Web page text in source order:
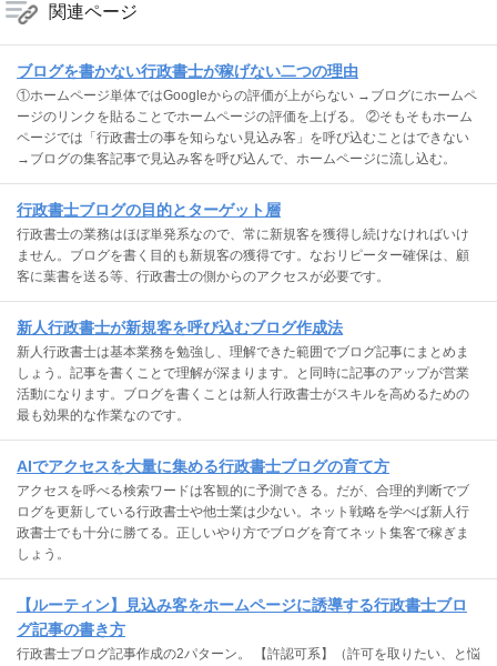
関連ページ
ブログを書かない行政書士が稼げない二つの理由
①ホームページ単体ではGoogleからの評価が上がらない →ブログにホームペ
ージのリンクを貼ることでホームページの評価を上げる。 ②そもそもホーム
ページでは「行政書士の事を知らない見込み客」を呼び込むことはできない
→ブログの集客記事で見込み客を呼び込んで、ホームページに流し込む。
行政書士ブログの目的とターゲット層
行政書士の業務はほぼ単発系なので、常に新規客を獲得し続けなければいけ
ません。ブログを書く目的も新規客の獲得です。なおリピーター確保は、顧
客に葉書を送る等、行政書士の側からのアクセスが必要です。
新人行政書士が新規客を呼び込むブログ作成法
新人行政書士は基本業務を勉強し、理解できた範囲でブログ記事にまとめま
しょう。記事を書くことで理解が深まります。と同時に記事のアップが営業
活動になります。ブログを書くことは新人行政書士がスキルを高めるための
最も効果的な作業なのです。
AIでアクセスを大量に集める行政書士ブログの育て方
アクセスを呼べる検索ワードは客観的に予測できる。だが、合理的判断でブ
ログを更新している行政書士や他士業は少ない。ネット戦略を学べば新人行
政書士でも十分に勝てる。正しいやり方でブログを育てネット集客で稼ぎま
しょう。
【ルーティン】見込み客をホームページに誘導する行政書士ブロ
グ記事の書き方
行政書士ブログ記事作成の2パターン。 【許認可系】（許可を取りたい、と悩